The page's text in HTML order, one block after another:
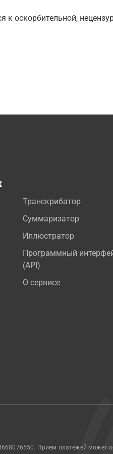
оскорбительной,
Транскрибатор
Суммаризатор
Иллюстратор
Программный
(API)
О сервисе
Прием платежей может